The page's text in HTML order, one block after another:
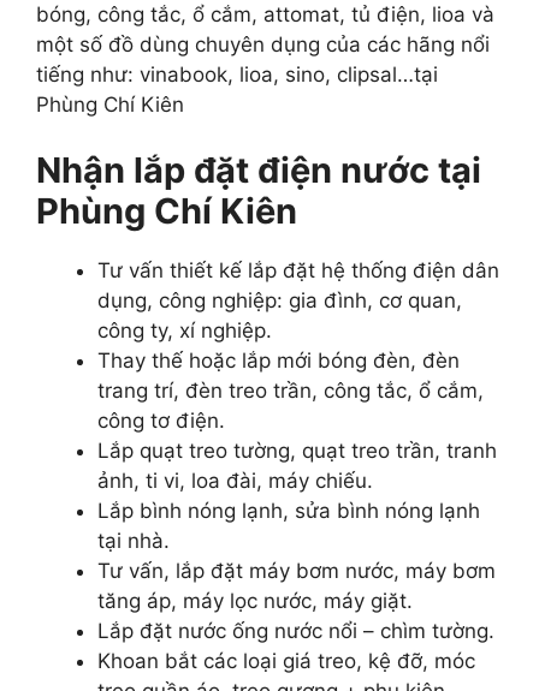
bóng, công tắc, ổ cắm, attomat, tủ điện, lioa và
một số đồ dùng chuyên dụng của các hãng nổi
tiếng như: vinabook, lioa, sino, clipsal…tại
Phùng Chí Kiên
Nhận lắp đặt điện nước tại
Phùng Chí Kiên
Tư vấn thiết kế lắp đặt hệ thống điện dân
dụng, công nghiệp: gia đình, cơ quan,
công ty, xí nghiệp.
Thay thế hoặc lắp mới bóng đèn, đèn
trang trí, đèn treo trần, công tắc, ổ cắm,
công tơ điện.
Lắp quạt treo tường, quạt treo trần, tranh
ảnh, ti vi, loa đài, máy chiếu.
Lắp bình nóng lạnh, sửa bình nóng lạnh
tại nhà.
Tư vấn, lắp đặt máy bơm nước, máy bơm
tăng áp, máy lọc nước, máy giặt.
Lắp đặt nước ống nước nổi – chìm tường.
Khoan bắt các loại giá treo, kệ đỡ, móc